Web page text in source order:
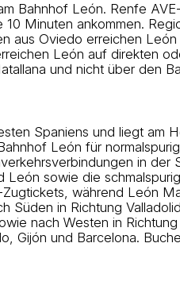
Bahnhof León. Renfe
Minuten ankommen.
aus Oviedo erreichen
León auf direkten
und nicht über den
Spaniens und liegt
León für
in
León sowie die
während León
Süden in Richtung
nach Westen in
Gijón und Barcelona.